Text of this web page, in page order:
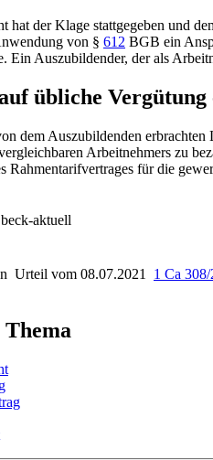
hat der Klage stattgegeben und
von § 612 BGB ein
Ein Auszubildender, der als
übliche
dem Auszubildenden
Arbeitnehmers zu
Rahmentarifvertrages für die
aktuell
Urteil vom 08.07.2021 1 Ca 308/